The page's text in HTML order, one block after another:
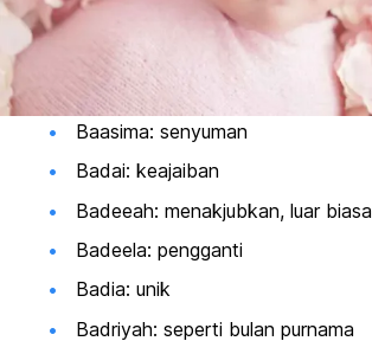
Baasima: senyuman
Badai: keajaiban
Badeeah: menakjubkan, luar biasa
Badeela: pengganti
Badia: unik
Badriyah: seperti bulan purnama